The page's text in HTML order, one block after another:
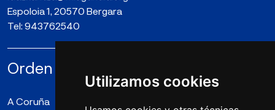
Utilizamos cookies
Espoloia 1, 20570 Bergara
Tel:943762540
Orden la Compañía de María N.S.
A Coruña